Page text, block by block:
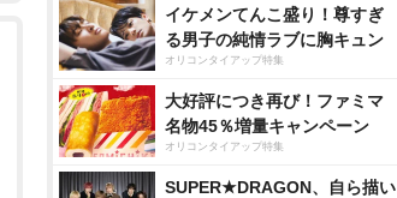
イケメンてんこ盛り！尊すぎ
る男子の純情ラブに胸キュン
オリコンタイアップ特集
大好評につき再び！ファミマ
名物45％増量キャンペーン
オリコンタイアップ特集
SUPER★DRAGON、自ら描い